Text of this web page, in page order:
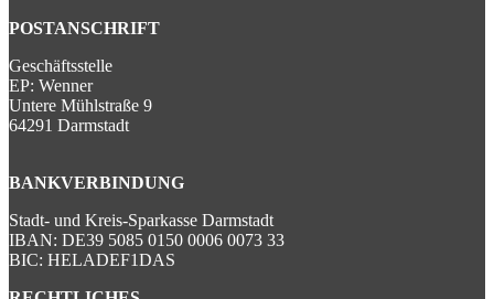
POSTANSCHRIFT
Geschäftsstelle
EP: Wenner
Untere Mühlstraße 9
64291 Darmstadt
BANKVERBINDUNG
Stadt- und Kreis-Sparkasse Darmstadt
IBAN: DE39 5085 0150 0006 0073 33
BIC: HELADEF1DAS